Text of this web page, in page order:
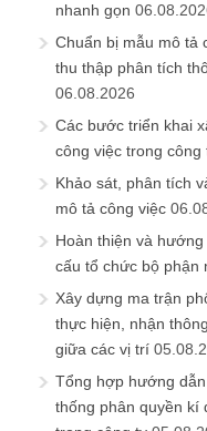
nhanh gọn
Chuẩn bị mẫu mô tả
thu thập phân tích
06.08.2026
Các bước triển khai
công việc trong công
Khảo sát, phân tích
mô tả công việc
Hoàn thiện và
cấu tổ chức bộ phận
Xây dựng ma trận
thực hiện, nhận
giữa các vị trí
Tổng hợp hướng
thống phân quyền kí